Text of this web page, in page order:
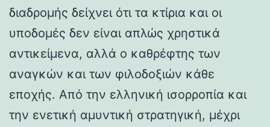
διαδρομής δείχνει ότι τα κτίρια και οι
υποδομές δεν είναι απλώς χρηστικά
αντικείμενα, αλλά ο καθρέφτης των
αναγκών και των φιλοδοξιών κάθε
εποχής. Από την ελληνική ισορροπία και
την ενετική αμυντική στρατηγική, μέχρι